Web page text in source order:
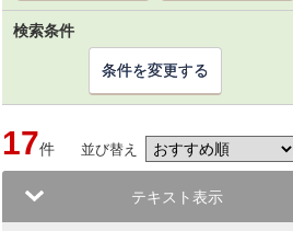
検索条件
条件を変更する
17件 並び替え
テキスト表示